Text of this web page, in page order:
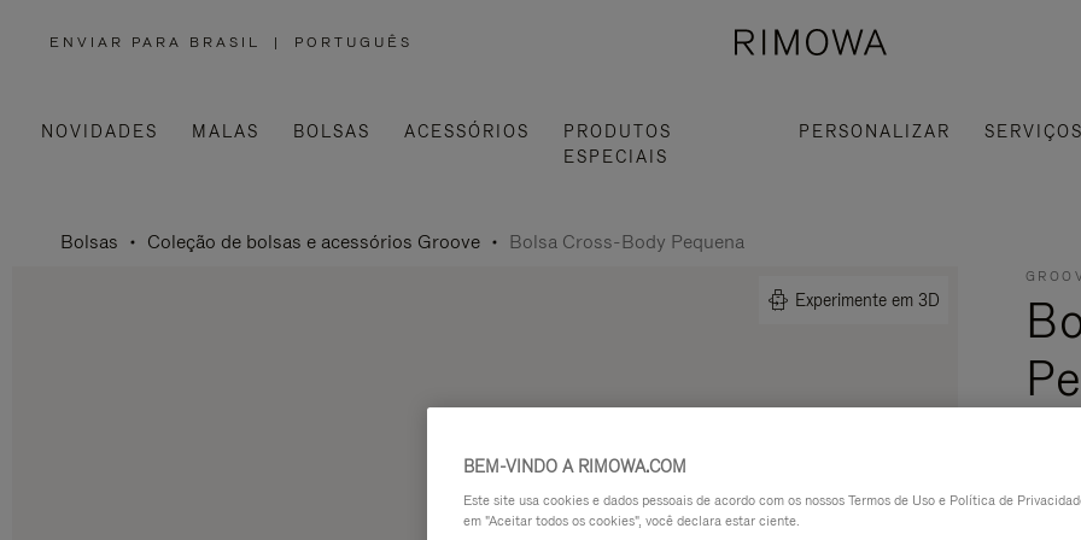
ENVIAR PARA BRASIL
,
LOCALIZAÇÃO
| PORTUGUÊS
NOVIDADES MALAS BOLSAS ACESSÓRIOS
PRODUTOS
ESPECIAIS
PERSONALIZAR SERVIÇOS
Bolsas Coleção de bolsas e acessórios Groove Bolsa Cross-Body Pequena
Experimente em 3D
BEM-VINDO A RIMOWA.COM
Este site usa cookies e dados pessoais de acordo com os nossos Termos de Uso e Política de
em "Aceitar todos os cookies", você declara estar ciente.